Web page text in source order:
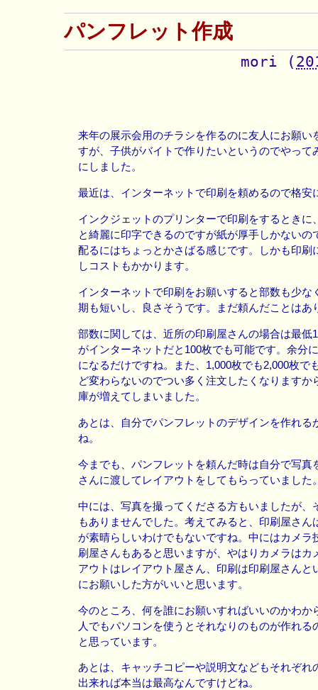
パンフレット作成
mori (
来年の展示会用のチラシを作るのに友人にお願い
すが、子供がバイトで作りたいというのでやって
にしました。
最近は、インターネットで印刷を頼めるので格安
インクジェットのプリンターで印刷をするときに
と綺麗に印字できるのですが紙が厚手しかないの
配るにはちょっとかさばる感じです。しかも印刷
しコストもかかります。
インターネットで印刷をお願いすると部数も少な
期も短いし、良さそうです。まだ頼んだことはあ
部数に関しては、近所の印刷屋さんの場合は最低
がインターネットだと100枚でも可能です。余分
になるだけですね。また、1,000枚でも2,000枚で
ど変わらないのでつい多く注文したくなりますか
庫が増えてしまいました。
あとは、自分でパンフレットのデザインを作れる
ね。
今までも、パンフレットを頼んだ時は自分で写真
さんに渡してレイアウトをしてもらっていました
中には、写真を撮ってくださる方もいましたが、
もありませんでした。考えてみると、印刷屋さん
が素晴らしいわけでもないですね。中にはカメラ
刷屋さんもあると思いますが、やはりカメラはカ
アウトはレイアウト屋さん、印刷は印刷屋さんと
にお願いした方がいいと思います。
今のところ、何を誰にお願いすればいいのかわか
人でもパソコンを使うとそれなりのものが作れる
と思っています。
あとは、キャッチコピーや説明文などもそれぞれ
出来れば本当は最高なんですけどね。